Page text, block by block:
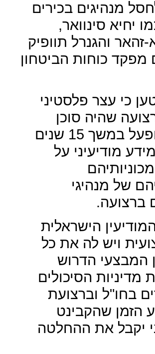
מנהיגים בכירים
יחיא סינוואר,
והגנרל תוופיק
מפקד כוחות הביטחון
כי עצר פלסטיני
שהיה סוכן
ישראלי ופעל במשך 15 שנים
מודיעיני על
של מנהיגי
ברצועה.
הישראלית
ויש לה את כל
המבצעי הדרוש
הסיכולים
בחו"ל וברצועת
הזמן שהקבינט
יקבל את ההחלטה